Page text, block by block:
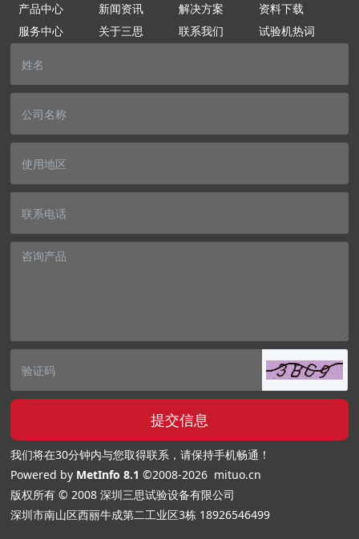
产品中心 新闻资讯 解决方案
资料下载
服务中心
关于三思 联系我们 试验机热词
提交信息
我们将在30分钟内与您取得联系，请保持手机畅通！
Powered by MetInfo 8.1 ©2008-2026 mituo.cn
版权所有 © 2008 深圳三思试验设备有限公司
深圳市南山区西丽牛成第二工业区3栋 18926546499